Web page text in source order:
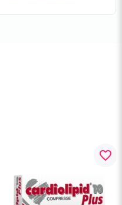
favorite_border